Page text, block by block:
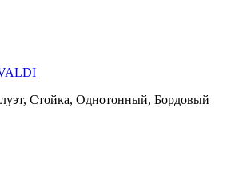
Стойка, Однотонный, Бордовый